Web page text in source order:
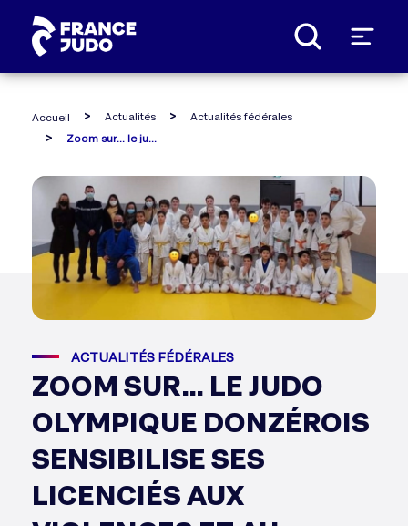
Accueil Actualités
Actualités fédérales
ACTUALITÉS FÉDÉRALES
ZOOM SUR... LE JUDO
OLYMPIQUE DONZÉROIS
SENSIBILISE SES
LICENCIÉS AUX